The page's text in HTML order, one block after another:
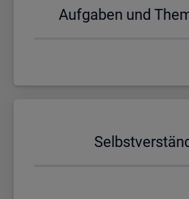
Auf­ga­ben und